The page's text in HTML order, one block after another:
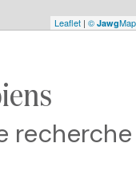
Leaflet | © Jawg
recherche